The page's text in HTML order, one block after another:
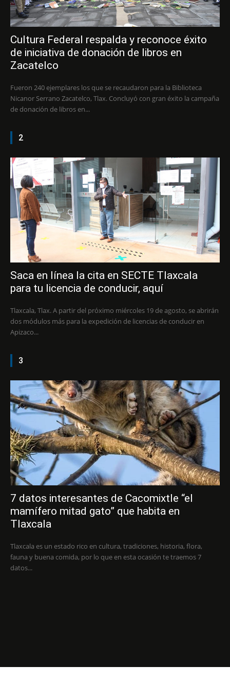
Cultura Federal respalda y reconoce éxito
de iniciativa de donación de libros en
Zacatelco
Fueron 240 ejemplares los que se recaudaron para la Biblioteca
Nicanor Serrano Zacatelco, Tlax. Concluyó con gran éxito la campaña
de donación de libros en...
2
Saca en línea la cita en SECTE Tlaxcala
para tu licencia de conducir, aquí
Tlaxcala, Tlax. A partir del próximo miércoles 19 de agosto, se abrirán
dos módulos más para la expedición de licencias de conducir en
Apizaco...
3
7 datos interesantes de Cacomixtle “el
mamífero mitad gato” que habita en
Tlaxcala
Tlaxcala es un estado rico en cultura, tradiciones, historia, flora,
fauna y buena comida, por lo que en esta ocasión te traemos 7
datos...